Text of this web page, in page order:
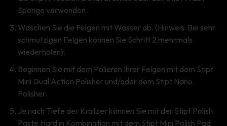
Sponge verwenden.
Waschen Sie die Felgen mit Wasser ab. (Hinweis: Bei sehr
schmutzigen Felgen können Sie Schritt 2 mehrmals
wiederholen).
Beginnen Sie mit dem Polieren Ihrer Felgen mit dem Stipt
Mini Dual Action Polisher und/oder dem Stipt Nano
Polisher.
Je nach Tiefe der Kratzer können Sie mit der Stipt Polish
Paste Hard in Kombination mit dem Stipt Mini Polish Pad